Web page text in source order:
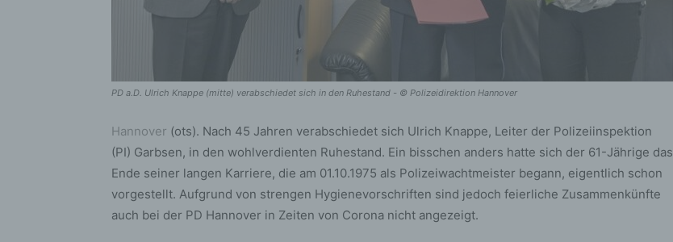
PD a.D. Ulrich Knappe (mitte) verabschiedet sich in den Ruhestand - © Polizeidirektion Hannover
Hannover (ots). Nach 45 Jahren verabschiedet sich Ulrich Knappe, Leiter der Polizeiinspektion
(PI) Garbsen, in den wohlverdienten Ruhestand. Ein bisschen anders hatte sich der 61-Jährige das
Ende seiner langen Karriere, die am 01.10.1975 als Polizeiwachtmeister begann, eigentlich schon
vorgestellt. Aufgrund von strengen Hygienevorschriften sind jedoch feierliche Zusammenkünfte
auch bei der PD Hannover in Zeiten von Corona nicht angezeigt.